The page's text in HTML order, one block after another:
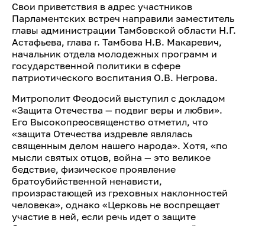
Свои приветствия в адрес участников
Парламентских встреч направили заместитель
главы администрации Тамбовской области Н.Г.
Астафьева, глава г. Тамбова Н.В. Макаревич,
начальник отдела молодежных программ и
государственной политики в сфере
патриотического воспитания О.В. Негрова.
Митрополит Феодосий выступил с докладом
«Защита Отечества — подвиг веры и любви».
Его Высокопреосвященство отметил, что
«защита Отечества издревле являлась
священным делом нашего народа». Хотя, «по
мысли святых отцов, война — это великое
бедствие, физическое проявление
братоубийственной ненависти,
произрастающей из греховных наклонностей
человека», однако «Церковь не воспрещает
участие в ней, если речь идет о защите